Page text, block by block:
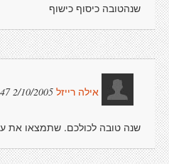
שנהטובה כיסוף כישוף
אילה רייזל 2/10/2005 15:22:47
שנה טובה לכולכם. שתמצאו את